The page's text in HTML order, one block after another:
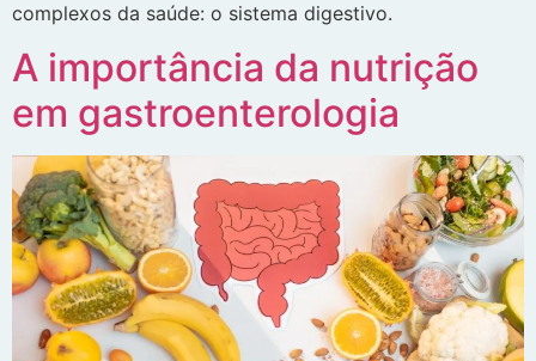
complexos da saúde: o sistema digestivo.
A importância da nutrição
em gastroenterologia